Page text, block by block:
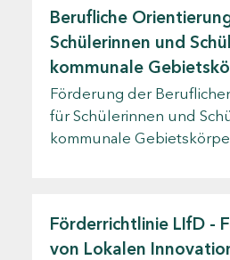
Berufliche
Schülerinnen und
kommunale
Förderung der
für Schülerinnen und
kommunale
Förderrichtlinie LIfD -
von Lokalen